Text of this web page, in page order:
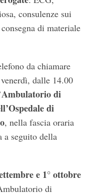
consulenze sui
di materiale
da chiamare
dalle 14.00
Ambulatoriodi
di
, nella fascia oraria
a seguito della
e 1° ottobre
di